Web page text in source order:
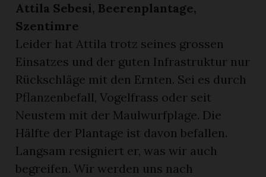
Attila Sebesi, Beerenplantage,
Szentimre
Leider hat Attila trotz seines grossen
Einsatzes und der guten Infrastruktur nur
Rückschläge mit den Ernten. Sei es durch
Pflanzenbefall, Vogelfrass oder seit
Neustem mit der Maulwurfplage. Die
Hälfte der Plantage ist davon befallen.
Langsam resigniert er, was wir auch
begreifen. Wir werden uns nach